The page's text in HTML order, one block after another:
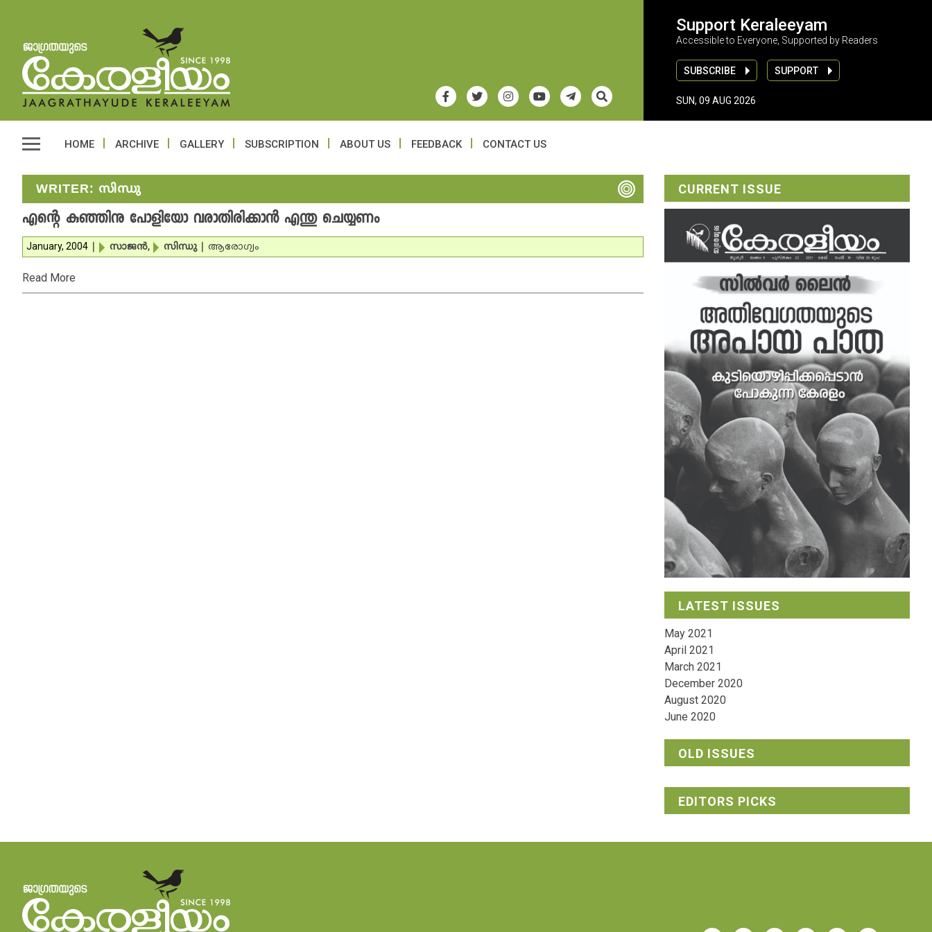
Support Keraleeyam
Accessible to Everyone, Supported by Readers
SUBSCRIBE SUPPORT
SUN, 09 AUG 2026
HOME ARCHIVE GALLERY SUBSCRIPTION ABOUT US FEEDBACK CONTACT US
WRITER: സിന്ധു
എന്റെ കുഞ്ഞിനു പോളിയോ വരാതിരിക്കാന്‍ എന്തു ചെയ്യണം
January, 2004 സാജന്‍, സിന്ധു ആരോഗ്യം
Read More
CURRENT ISSUE
LATEST ISSUES
May 2021
April 2021
March 2021
December 2020
August 2020
June 2020
OLD ISSUES
EDITORS PICKS